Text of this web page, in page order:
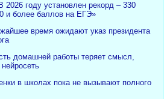
году установлен рекорд – 330
и более баллов на ЕГЭ»
время ожидают указ президента
домашней работы теряет смысл,
в школах пока не вызывают полного